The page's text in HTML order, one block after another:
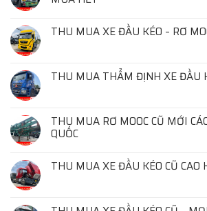
THU MUA XE ĐẦU KÉO – RƠ
THU MUA THẨM ĐỊNH XE ĐẦU
THU MUA RƠ MOOC CŨ MỚI
QUỐC
THU MUA XE ĐẦU KÉO CŨ CAO